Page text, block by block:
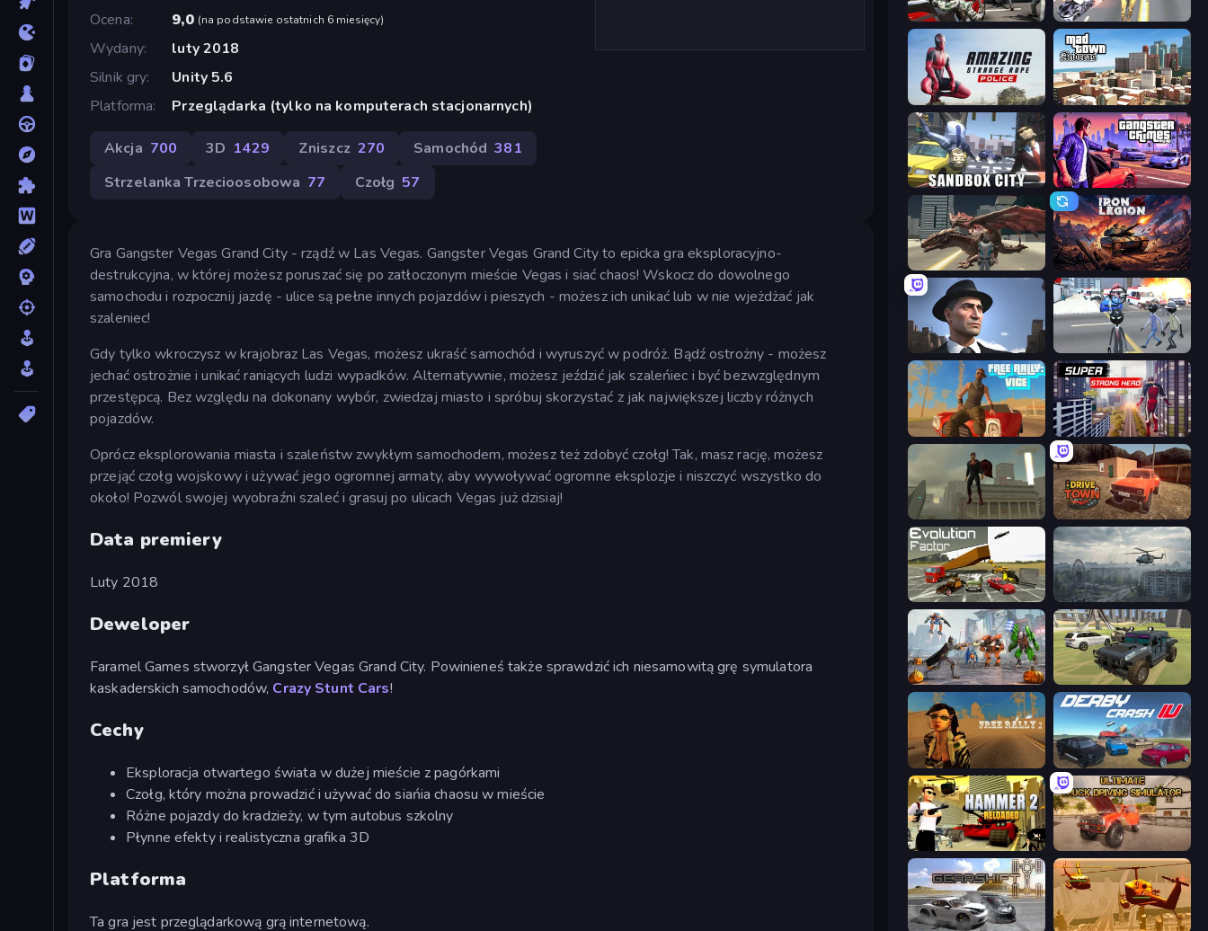
Ocena
9,0 (na podstawie ostatnich 6 miesięcy)
Wydany
luty 2018
Silnik gry
Unity 5.6
Platforma
Przeglądarka (tylko na komputerach stacjonarnych)
Akcja 700 3D 1429 Zniszcz 270 Samochód 381
Strzelanka Trzecioosobowa 77 Czołg 57
Gra Gangster Vegas Grand City - rządź w Las Vegas. Gangster Vegas Grand City to epicka gra eksploracyjno-
destrukcyjna, w której możesz poruszać się po zatłoczonym mieście Vegas i siać chaos! Wskocz do dowolnego
samochodu i rozpocznij jazdę - ulice są pełne innych pojazdów i pieszych - możesz ich unikać lub w nie wjeżdżać jak
szaleniec!
Gdy tylko wkroczysz w krajobraz Las Vegas, możesz ukraść samochód i wyruszyć w podróż. Bądź ostrożny - możesz
jechać ostrożnie i unikać raniących ludzi wypadków. Alternatywnie, możesz jeździć jak szaleńiec i być bezwzględnym
przestępcą. Bez względu na dokonany wybór, zwiedzaj miasto i spróbuj skorzystać z jak największej liczby różnych
pojazdów.
Oprócz eksplorowania miasta i szaleństw zwykłym samochodem, możesz też zdobyć czołg! Tak, masz rację, możesz
przejąć czołg wojskowy i używać jego ogromnej armaty, aby wywoływać ogromne eksplozje i niszczyć wszystko do
około! Pozwól swojej wyobraźni szaleć i grasuj po ulicach Vegas już dzisiaj!
Data premiery
Luty 2018
Deweloper
Faramel Games stworzył Gangster Vegas Grand City. Powinieneś także sprawdzić ich niesamowitą grę symulatora
kaskaderskich samochodów, Crazy Stunt Cars!
Cechy
Eksploracja otwartego świata w dużej mieście z pagórkami
Czołg, który można prowadzić i używać do siańia chaosu w mieście
Różne pojazdy do kradzieży, w tym autobus szkolny
Płynne efekty i realistyczna grafika 3D
Platforma
Ta gra jest przeglądarkową grą internetową.
Grand Action Simulator: New York
Amazing Strange Rope Police Mad Town Andreas: Mafia Storie
Sandbox City Gangster Crimes Online 6: Mafia City
Dragon Vice City Iron Legion
Downtown 1930s Mafia Amazing Crime Strange Stickman
Free Rally: Vice Super Strong Hero
The Superman - Theme is Aliens DriveTown
Evolution Factor Free Rally: Pripyat
Flying Bat Robot Car Transform Game 4x4 Offroader
Free Rally 2 Derby Crash 4
Hammer 2 Ultimate Truck Driving Simulator 2020